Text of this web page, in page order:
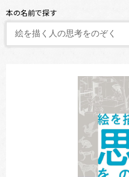
本の名前で探す